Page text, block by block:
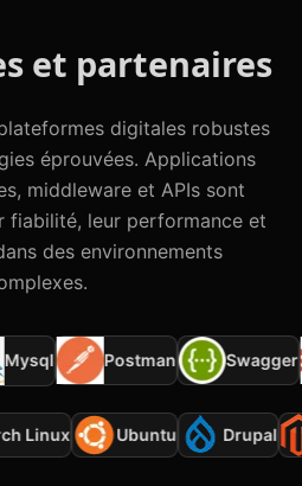
et partenaires
digitales robustes
éprouvées. Applications
middleware et APIs sont
fiabilité, leur performance et
des environnements
Postman Swagger
Linux Ubuntu Drupal